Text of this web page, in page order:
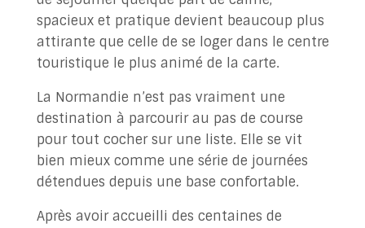
spacieux et pratique devient beaucoup plus
attirante que celle de se loger dans le centre
touristique le plus animé de la carte.
La Normandie n’est pas vraiment une
destination à parcourir au pas de course
pour tout cocher sur une liste. Elle se vit
bien mieux comme une série de journées
détendues depuis une base confortable.
Après avoir accueilli des centaines de